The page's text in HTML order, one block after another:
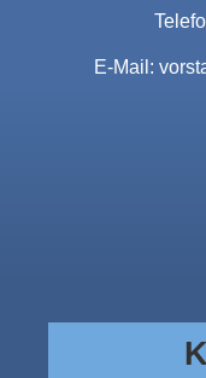
E-Mail: